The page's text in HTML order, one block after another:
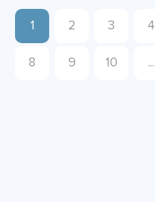
1 2 3 4
8 9 10 ...